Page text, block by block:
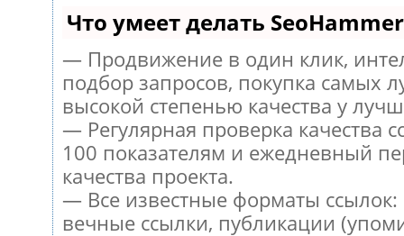
Что умеет делать SeoHammer
— Продвижение в один клик,
подбор запросов, покупка самых
высокой степенью качества у
— Регулярная проверка качества
100 показателям и ежедневный
качества проекта.
— Все известные форматы
вечные ссылки, публикации